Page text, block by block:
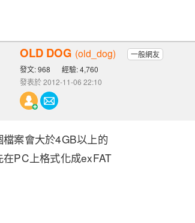
OLD DOG (old_dog)
一般網友
發文: 968
經驗: 4,760
發表於 2012-11-06 22:10
案會大於4GB以上的
在PC上格式化成exFAT